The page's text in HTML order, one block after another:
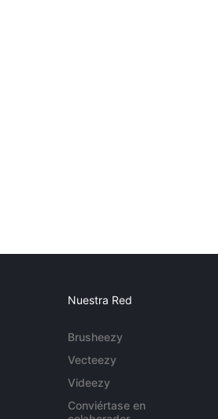
Nuestra Red
Brusheezy
Vecteezy
Videezy
Conviértase en